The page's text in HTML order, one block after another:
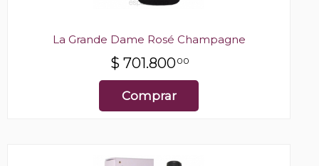
La Grande Dame Rosé Champagne
$ 701.80000
Comprar